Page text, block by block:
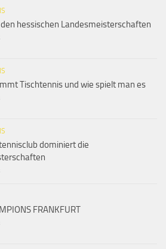
hessischen Landesmeisterschaften
Tischtennis und wie spielt man es
dominiert die
FRANKFURT